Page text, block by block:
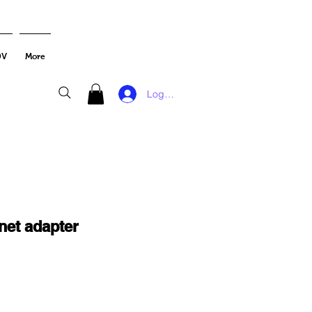
More
Log In
adapter